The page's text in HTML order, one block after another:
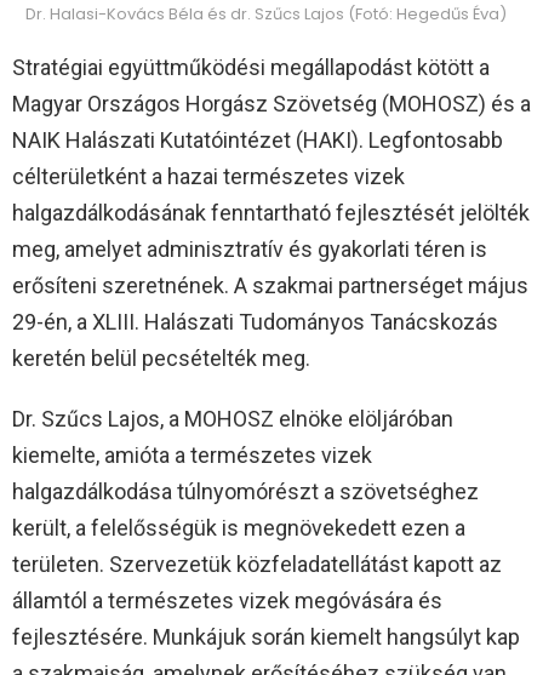
Dr. Halasi-Kovács Béla és dr. Szűcs Lajos (Fotó: Hegedűs Éva)
Stratégiai együttműködési megállapodást kötött a
Magyar Országos Horgász Szövetség (MOHOSZ) és a
NAIK Halászati Kutatóintézet (HAKI). Legfontosabb
célterületként a hazai természetes vizek
halgazdálkodásának fenntartható fejlesztését jelölték
meg, amelyet adminisztratív és gyakorlati téren is
erősíteni szeretnének. A szakmai partnerséget május
29-én, a XLIII. Halászati Tudományos Tanácskozás
keretén belül pecsételték meg.
Dr. Szűcs Lajos, a MOHOSZ elnöke elöljáróban
kiemelte, amióta a természetes vizek
halgazdálkodása túlnyomórészt a szövetséghez
került, a felelősségük is megnövekedett ezen a
területen. Szervezetük közfeladatellátást kapott az
államtól a természetes vizek megóvására és
fejlesztésére. Munkájuk során kiemelt hangsúlyt kap